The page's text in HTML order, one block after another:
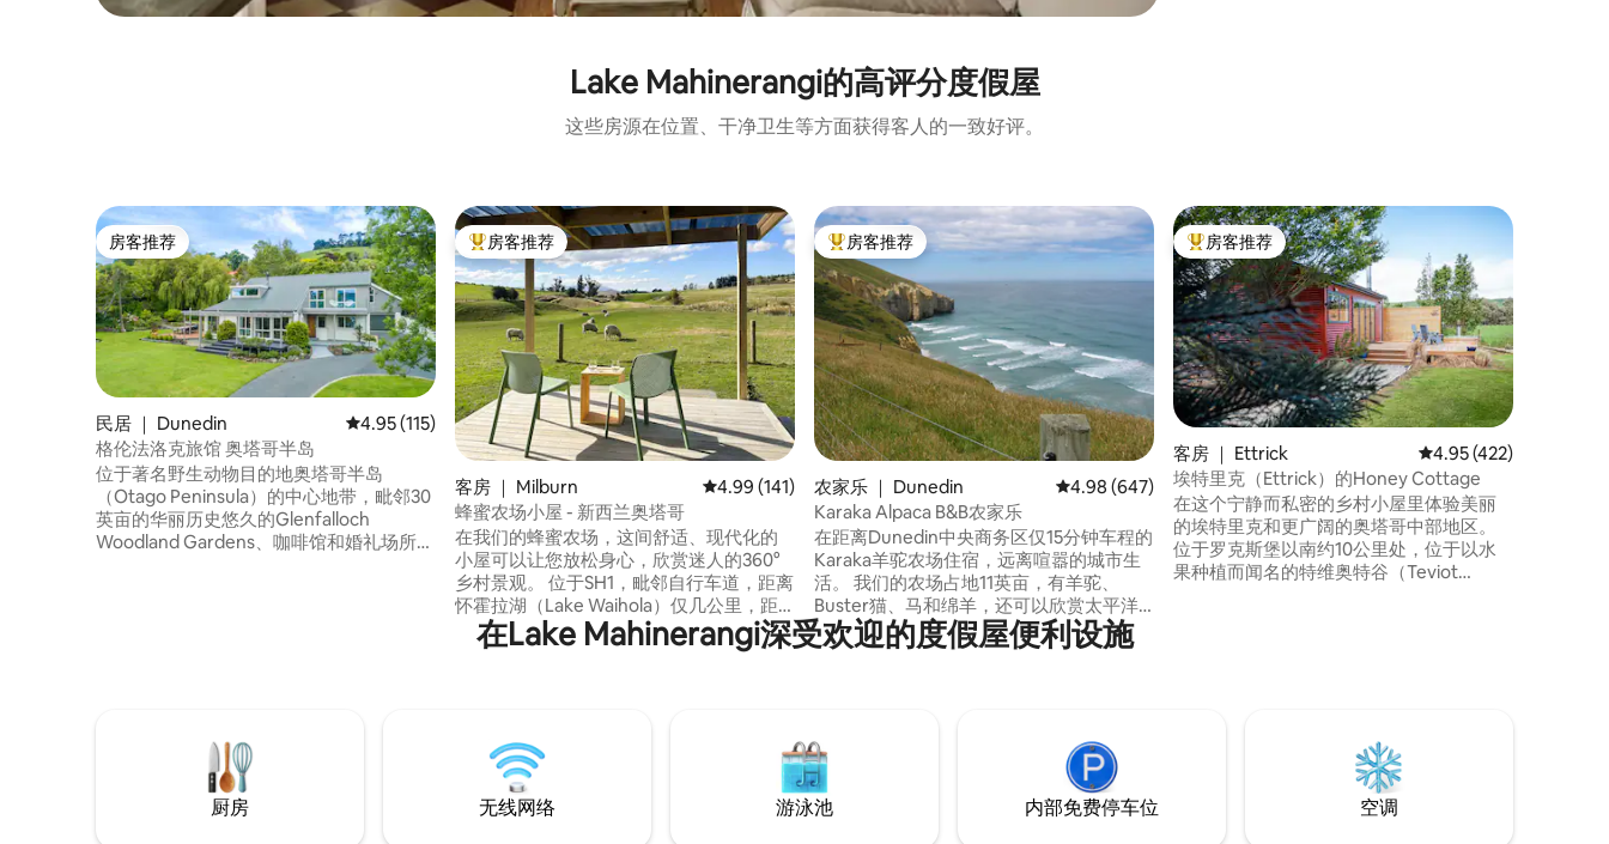
Lake Mahinerangi的高评分度假屋
这些房源在位置、干净卫生等方面获得客人的一致好评。
房客推荐
房客推荐
民居 ｜ Dunedin 平均评分 4.95 分（满分 5 分），共 115 条评价
4.95 (115)
格伦法洛克旅馆 奥塔哥半岛
位于著名野生动物目的地奥塔哥半岛
（Otago Peninsula）的中心地带，毗邻30
英亩的华丽历史悠久的Glenfalloch
Woodland Gardens、咖啡馆和婚礼场所。
热门「房客推荐」
房客推荐
客房 ｜ Milburn 平均评分 4.99 分（满分 5 分），共 141 条评价
4.99 (141)
蜂蜜农场小屋 - 新西兰奥塔哥
在我们的蜂蜜农场，这间舒适、现代化的
小屋可以让您放松身心，欣赏迷人的360°
乡村景观。 位于SH1，毗邻自行车道，距离
怀霍拉湖（Lake Waihola）仅几公里，距
离达尼丁（Dunedin）仅35分钟车程……在
漫长的一天后，这里是您放松身心的完美
您尽情娱乐！还提供简单的欧陆式早餐。
热门「房客推荐」
房客推荐
农家乐 ｜ Dunedin 平均评分 4.98 分（满分 5 分），共 647 条评价
4.98 (647)
Karaka Alpaca B&B农家乐
在距离Dunedin中央商务区仅15分钟车程的
Karaka羊驼农场住宿，远离喧嚣的城市生
活。 我们的农场占地11英亩，有羊驼、
Buster猫、马和绵羊，还可以欣赏太平洋
悬崖的壮丽景色。 距离Dunedin的标志性
Tunnel海滩不到5分钟车程，您可以在那里
热门「房客推荐」
房客推荐
客房 ｜ Ettrick 平均评分 4.95 分（满
4.95 (422)
埃特里克（Ettrick）的Honey Cottage
在这个宁静而私密的乡村小屋里体验美丽
的埃特里克和更广阔的奥塔哥中部地区。
位于罗克斯堡以南约10公里处，位于以水
果种植而闻名的特维奥特谷（Teviot
在Lake Mahinerangi深受欢迎的度假屋便利设施
厨房 无线网络 游泳池 内部免费停车位 空调